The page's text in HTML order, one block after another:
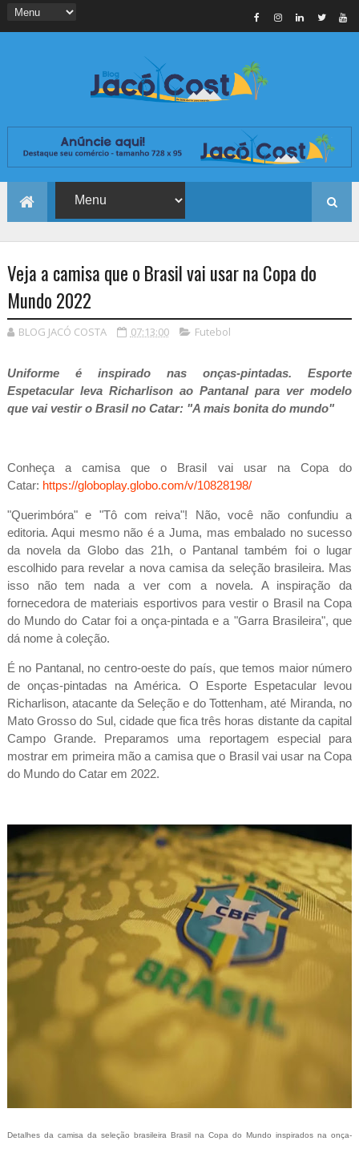
Veja a camisa que o Brasil vai usar na Copa do
Mundo 2022
BLOG JACÓ COSTA 07:13:00 Futebol
Uniforme é inspirado nas onças-pintadas. Esporte
Espetacular leva Richarlison ao Pantanal para ver modelo
que vai vestir o Brasil no Catar: "A mais bonita do mundo"
Conheça a camisa que o Brasil vai usar na Copa do
Catar: https://globoplay.globo.com/v/10828198/
"Querimbóra" e "Tô com reiva"! Não, você não confundiu a
editoria. Aqui mesmo não é a Juma, mas embalado no sucesso
da novela da Globo das 21h, o Pantanal também foi o lugar
escolhido para revelar a nova camisa da seleção brasileira. Mas
isso não tem nada a ver com a novela. A inspiração da
fornecedora de materiais esportivos para vestir o Brasil na Copa
do Mundo do Catar foi a onça-pintada e a "Garra Brasileira", que
dá nome à coleção.
É no Pantanal, no centro-oeste do país, que temos maior número
de onças-pintadas na América. O Esporte Espetacular levou
Richarlison, atacante da Seleção e do Tottenham, até Miranda, no
Mato Grosso do Sul, cidade que fica três horas distante da capital
Campo Grande. Preparamos uma reportagem especial para
mostrar em primeira mão a camisa que o Brasil vai usar na Copa
do Mundo do Catar em 2022.
Detalhes da camisa da seleção brasileira Brasil na Copa do Mundo inspirados na onça-